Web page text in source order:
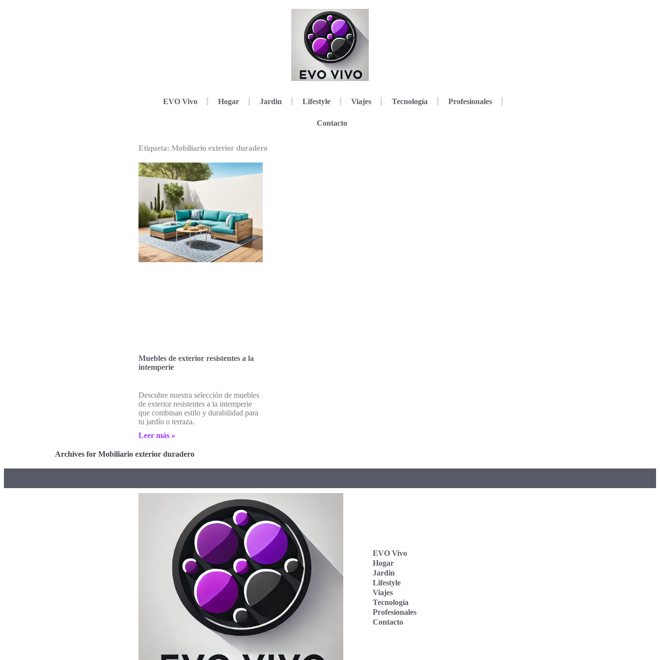
EVO Vivo Hogar Jardin Lifestyle Viajes Tecnología Profesionales
Contacto
Etiqueta: Mobiliario exterior duradero
Muebles de exterior resistentes a la
intemperie
Descubre nuestra selección de muebles
de exterior resistentes a la intemperie
que combinan estilo y durabilidad para
tu jardín o terraza.
Leer más »
Archives for Mobiliario exterior duradero
EVO Vivo
Hogar
Jardin
Lifestyle
Viajes
Tecnología
Profesionales
Contacto